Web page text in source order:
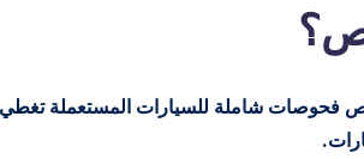
شاملة للسيارات المستعملة تغطي